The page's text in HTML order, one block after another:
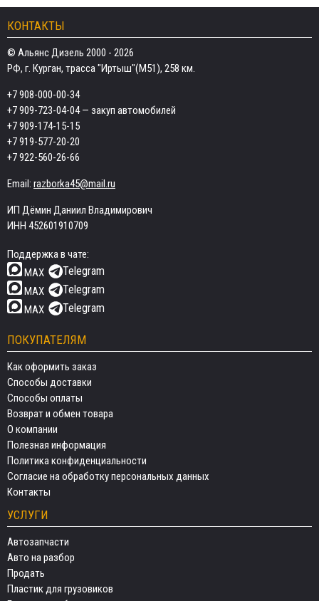
КОНТАКТЫ
© Альянс Дизель 2000 - 2026
РФ, г. Курган, трасса "Иртыш"(М51), 258 км.
+7 908-000-00-34
+7 909-723-04-04— закуп автомобилей
+7 909-174-15-15
+7 919-577-20-20
+7 922-560-26-66
Email: razborka45@mail.ru
ИП Дёмин Даниил Владимирович
ИНН 452601910709
Поддержка в чате:
MAX
Telegram
MAX Telegram
MAX Telegram
ПОКУПАТЕЛЯМ
Как оформить заказ
Способы доставки
Способы оплаты
Возврат и обмен товара
О компании
Полезная информация
Политика конфиденциальности
Согласие на обработку персональных данных
Контакты
УСЛУГИ
Автозапчасти
Авто на разбор
Продать
Пластик для грузовиков